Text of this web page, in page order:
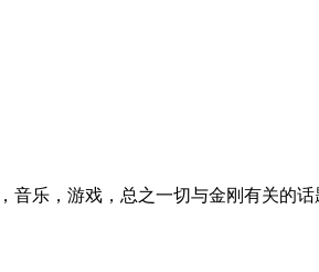
音乐，游戏，总之一切与金刚有关